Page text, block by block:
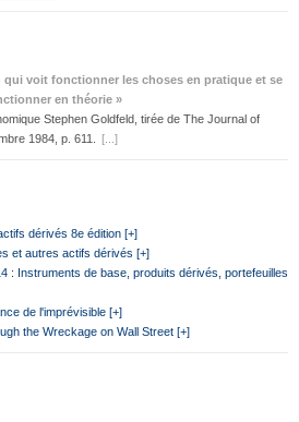
voit fonctionner les choses en pratique et se
en théorie »
Stephen Goldfeld, tirée de The Journal of
1984, p. 611.
[...]
dérivés 8e édition [+]
et autres actifs dérivés [+]
: Instruments de base, produits dérivés, portefeuilles
de l'imprévisible [+]
the Wreckage on Wall Street [+]